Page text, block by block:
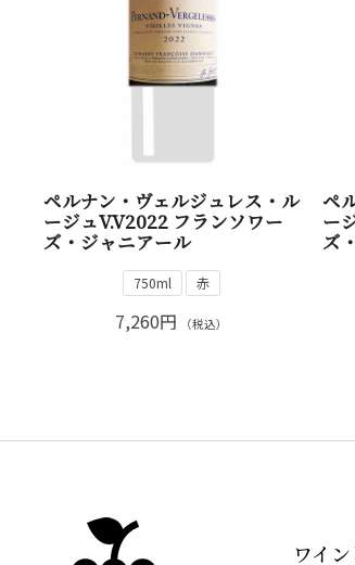
ペルナン・ヴェルジュレス・ル
ージュV.V2022 フランソワー
ズ・ジャニアール
750ml 赤
7,260円 （税込）
ペ
ー
ズ
ワイ